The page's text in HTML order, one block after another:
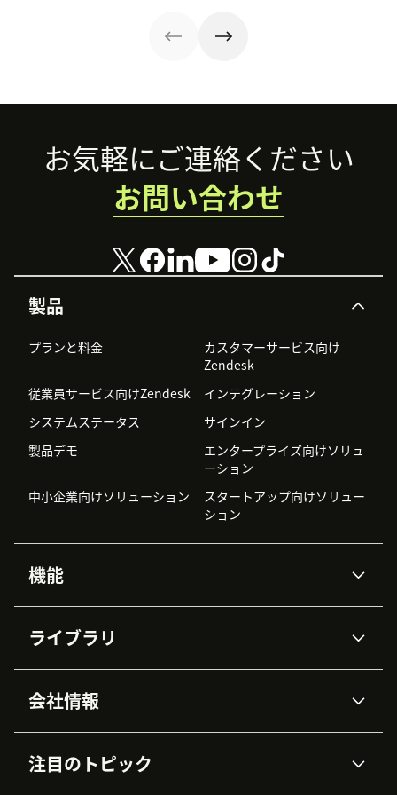
Footer
製品
プランと料金
カスタマーサービス向け
Zendesk
従業員サービス向けZendesk
インテグレーション
システムステータス
サインイン
製品デモ
エンタープライズ向けソリュ
ーション
中小企業向けソリューション
スタートアップ向けソリュー
ション
機能
Zendesk AI
高度なデータプライバシーと
データ保護
ナレッジベース
ワークフォースマネジメント
ライブラリ
APIと開発者向け情報
AI研究
イベント情報
導入事例
会社情報
採用情報
インクルージョン＆ビロンギ
注目のトピック
お気軽にご連絡ください
お問い合わせ